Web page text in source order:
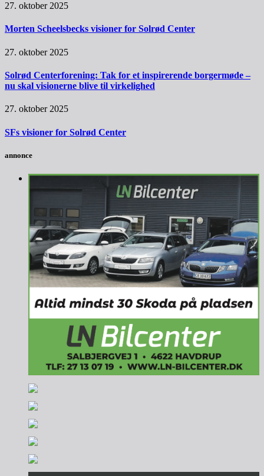
27. oktober 2025
Morten Scheelsbecks visioner for Solrød Center
27. oktober 2025
Solrød Centerforening: Tak for et inspirerende borgermøde –
nu skal visionerne blive til virkelighed
27. oktober 2025
SFs visioner for Solrød Center
annonce